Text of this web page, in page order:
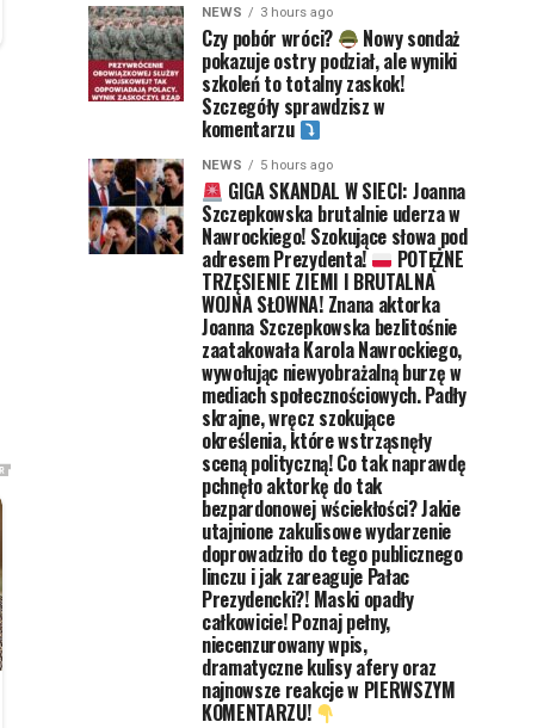
NEWS 3 hours ago
Czy pobór wróci? Nowy sondaż
pokazuje ostry podział, ale wyniki
szkoleń to totalny zaskok!
Szczegóły sprawdzisz w
komentarzu
NEWS 5 hours ago
GIGA SKANDAL W SIECI: Joanna
Szczepkowska brutalnie uderza w
Nawrockiego! Szokujące słowa pod
adresem Prezydenta! POTĘŻNE
TRZĘSIENIE ZIEMI I BRUTALNA
WOJNA SŁOWNA! Znana aktorka
Joanna Szczepkowska bezlitośnie
zaatakowała Karola Nawrockiego,
wywołując niewyobrażalną burzę w
mediach społecznościowych. Padły
skrajne, wręcz szokujące
określenia, które wstrząsnęły
sceną polityczną! Co tak naprawdę
pchnęło aktorkę do tak
bezpardonowej wściekłości? Jakie
utajnione zakulisowe wydarzenie
doprowadziło do tego publicznego
linczu i jak zareaguje Pałac
Prezydencki?! Maski opadły
całkowicie! Poznaj pełny,
niecenzurowany wpis,
dramatyczne kulisy afery oraz
najnowsze reakcje w PIERWSZYM
KOMENTARZU!